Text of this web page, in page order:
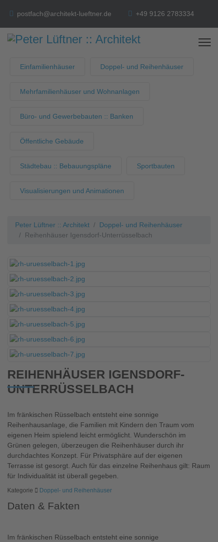
postfach@architekt-lueftner.de +49 9126 2783334
Einfamilienhäuser Doppel- und Reihenhäuser
Mehrfamilienhäuser und Wohnanlagen
Büro- und Gewerbebauten :: Banken
Öffentliche Gebäude
Städtebau :: Bebauungspläne Sportbauten
Visualisierungen und Animationen
Peter Lüftner :: Architekt
Doppel- und Reihenhäuser
Reihenhäuser Igensdorf-Unterrüsselbach
REIHENHÄUSER IGENSDORF-
UNTERRÜSSELBACH
Im fränkischen Rüsselbach entsteht eine sonnige
Reihenhausanlage, die Familien mit Kindern den Traum vom
eigenen Heim spielend leicht ermöglicht. Wunderschön im
Grünen gelegen, überzeugen die Reihenhäuser durch ihr
durchdachtes Konzept. Für Privatsphäre auf der eigenen
Terrasse ist gesorgt. Auch für das einzelne Reihenhaus gilt: Raum
für Individualität ist überall gegeben.
Kategorie Doppel- und Reihenhäuser
Daten & Fakten
Im fränkischen Rüsselbach entsteht eine sonnige